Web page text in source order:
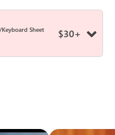
Sheet
$30+